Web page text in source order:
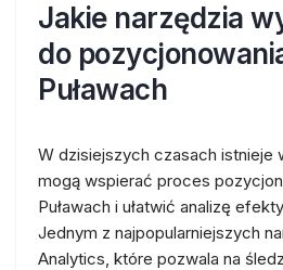
Jakie narzędzia
do
Puławach
W dzisiejszych czasach istnieje
mogą wspierać proces
Puławach i ułatwić analizę
Jednym z najpopularniejszych
Analytics, które pozwala na